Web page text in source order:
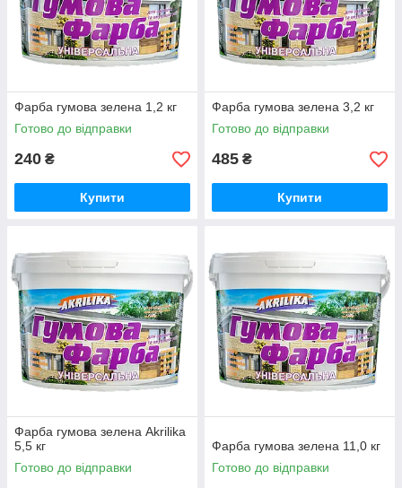
Фарба гумова зелена 1,2 кг
Готово до відправки
240 ₴
Купити
Фарба гумова зелена 3,2 кг
Готово до відправки
485 ₴
Купити
Фарба гумова зелена Akrilika
5,5 кг
Готово до відправки
Фарба гумова зелена 11,0 кг
Готово до відправки